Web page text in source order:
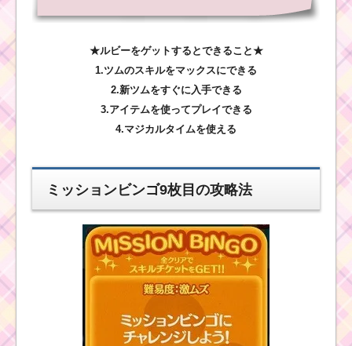
★ルビーをゲットするとできること★
1.ツムのスキルをマックスにできる
2.新ツムをすぐに入手できる
3.アイテムを使ってプレイできる
4.マジカルタイムを使える
ミッションビンゴ9枚目の攻略法